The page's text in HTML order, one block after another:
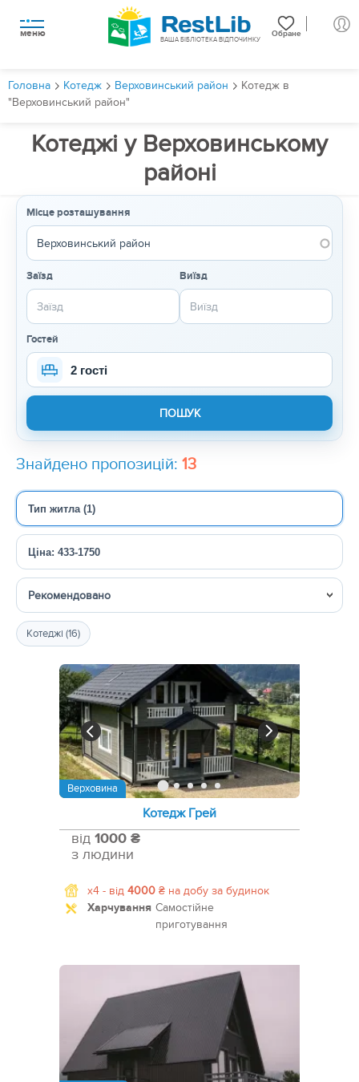
меню Обране
ВАША БІБЛІОТЕКА ВІДПОЧИНКУ
Головна Котедж Верховинський район
Котедж в
"Верховинський район"
Котеджі у Верховинському
районі
Місце розташування
Заїзд Виїзд
Гостей
2 гості
Знайдено пропозицій: 13
Тип житла (1)
Ціна: 433-1750
Сортувати
Котеджі (16)
Верховина
Котедж Грей
від 1000 ₴
з людини
x4 - від 4000 ₴ на добу за будинок
Харчування Самостійне
приготування